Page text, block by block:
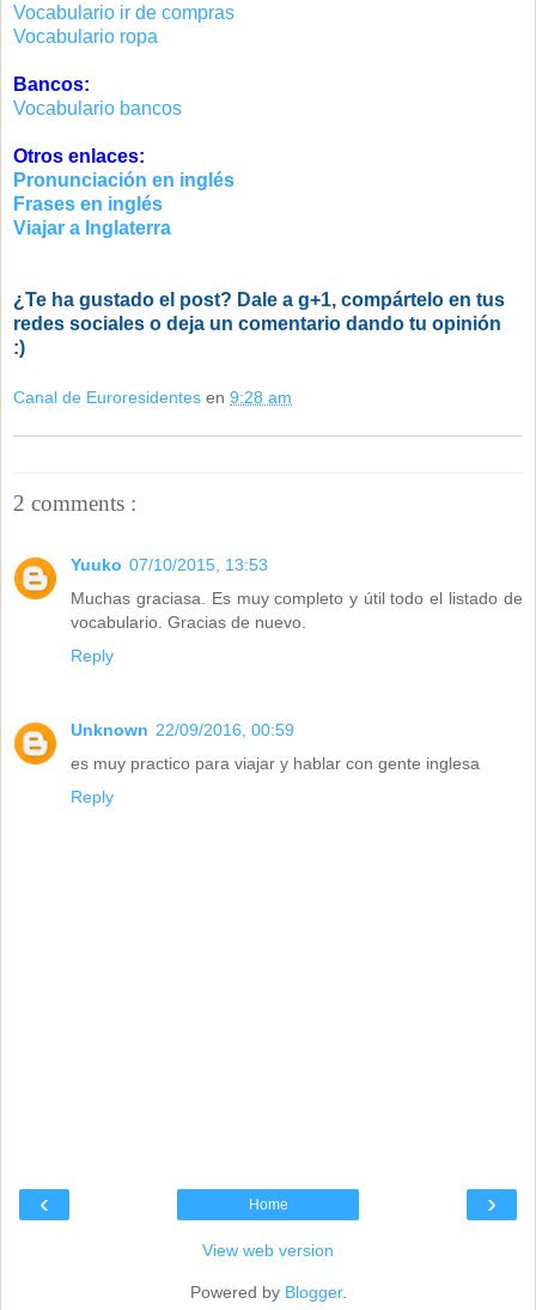
Vocabulario ir de compras
Vocabulario ropa
Bancos:
Vocabulario bancos
Otros enlaces:
Pronunciación en inglés
Frases en inglés
Viajar a Inglaterra
¿Te ha gustado el post? Dale a g+1, compártelo en tus
redes sociales o deja un comentario dando tu opinión
:)
Canal de Euroresidentesen9:28 am
2 comments :
Yuuko 07/10/2015, 13:53
Muchas graciasa. Es muy completo y útil todo el listado de
vocabulario. Gracias de nuevo.
Reply
Unknown 22/09/2016, 00:59
es muy practico para viajar y hablar con gente inglesa
Reply
‹ ›
Home
View web version
Powered by Blogger.